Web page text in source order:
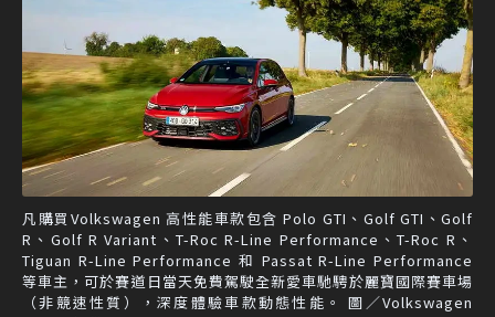
凡購買Volkswagen 高性能車款包含 Polo GTI、Golf GTI、Golf
R、Golf R Variant、T-Roc R-Line Performance、T-Roc R、
Tiguan R-Line Performance 和 Passat R-Line Performance
等車主，可於賽道日當天免費駕駛全新愛車馳騁於麗寶國際賽車場
（非競速性質），深度體驗車款動態性能。 圖／Volkswagen